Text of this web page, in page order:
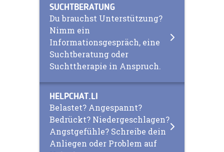
SUCHTBERATUNG
Du brauchst Unterstützung?
Nimm ein
Informationsgespräch, eine
Suchtberatung oder
Suchttherapie in Anspruch.
HELPCHAT.LI
Belastet? Angespannt?
Bedrückt? Niedergeschlagen?
Angstgefühle? Schreibe dein
Anliegen oder Problem auf